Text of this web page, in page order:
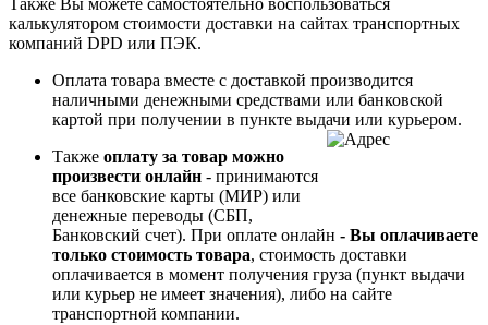
Также Вы можете самостоятельно воспользоваться
калькулятором стоимости доставки на сайтах транспортных
компаний DPD или ПЭК.
Оплата товара вместе с доставкой производится
наличными денежными средствами или банковской
картой при получении в пункте выдачи или курьером.
Также оплату за товар можно
произвести онлайн - принимаются
все банковские карты (МИР) или
денежные переводы (СБП,
Банковский счет). При оплате онлайн - Вы оплачиваете
только стоимость товара, стоимость доставки
оплачивается в момент получения груза (пункт выдачи
или курьер не имеет значения), либо на сайте
транспортной компании.